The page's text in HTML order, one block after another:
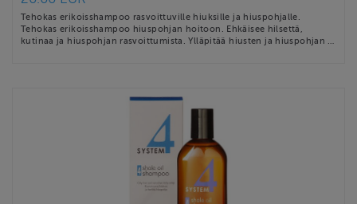
Tehokas erikoisshampoo rasvoittuville hiuksille ja hiuspohjalle.
Tehokas erikoisshampoo hiuspohjan hoitoon. Ehkäisee hilsettä,
kutinaa ja hiuspohjan rasvoittumista. Ylläpitää hiusten ja hiuspohjan …